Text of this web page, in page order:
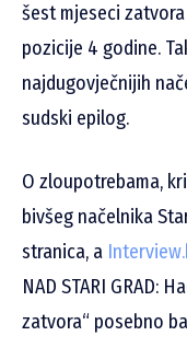
šest mjeseci
pozicije 4 godine.
najdugovječnijih
sudski epilog.
O zloupotrebama,
bivšeg načelnika
stranica, a
NAD STARI GRAD:
zatvora“ posebno